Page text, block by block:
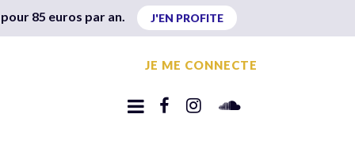
85 euros par an. J'EN PROFITE
JE ME CONNECTE